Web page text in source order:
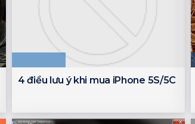
4 điều lưu ý khi mua iPhone 5S/5C